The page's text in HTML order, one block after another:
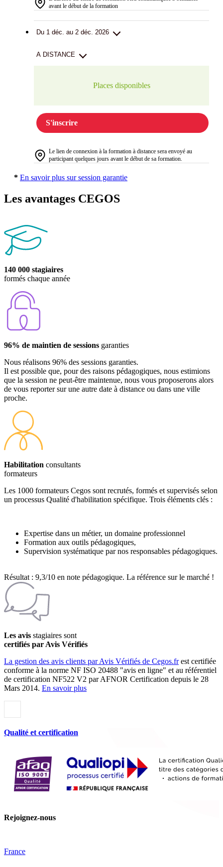
avant le début de la formation
Du 1 déc. au 2 déc. 2026
A DISTANCE
Places disponibles
S'inscrire
Le lien de connexion à la formation à distance sera envoyé au
participant quelques jours avant le début de sa formation.
* En savoir plus sur session garantie
Les avantages CEGOS
140 000 stagiaires
formés chaque année
96% de maintien de sessions garanties
Nous réalisons 96% des sessions garanties.
Il est possible que, pour des raisons pédagogiques, nous estimions
que la session ne peut-être maintenue, nous vous proposerons alors
de vous reporter sur une autre date à distance ou dans une ville
proche.
Habilitation consultants
formateurs
Les 1000 formateurs Cegos sont recrutés, formés et supervisés selon
un processus Qualité d'habilitation spécifique. Trois éléments clés :
Expertise dans un métier, un domaine professionnel
Formation aux outils pédagogiques,
Supervision systématique par nos responsables pédagogiques.
Résultat : 9,3/10 en note pédagogique. La référence sur le marché !
Les avis stagiaires sont
certifiés par Avis Vérifiés
La gestion des avis clients par Avis Vérifiés de Cegos.frest certifiée
conforme à la norme NF ISO 20488 "avis en ligne" et au référentiel
de certification NF522 V2 par AFNOR Certification depuis le 28
Mars 2014. En savoir plus
Qualité et certification
Rejoignez-nous
France